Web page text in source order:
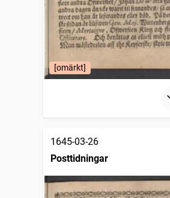
[omärkt]
1645-03-26
Posttidningar